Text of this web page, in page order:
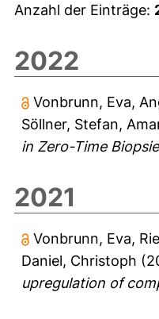
Anzahl der Einträge:
2022
Vonbrunn, Eva,
Söllner, Stefan,
in Zero-Time
2021
Vonbrunn, Eva,
Daniel, Christoph
upregulation of